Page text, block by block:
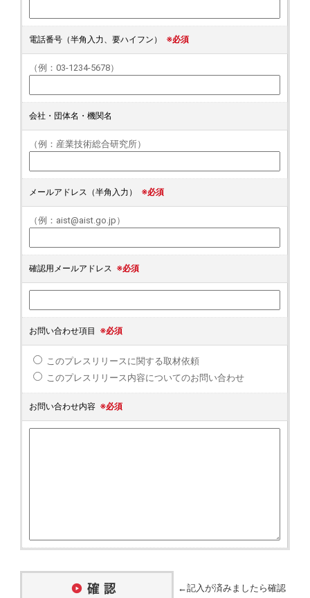
電話番号（半角入力、要ハイフン） ※必須
（例：03-1234-5678）
会社・団体名・機関名
（例：産業技術総合研究所）
メールアドレス（半角入力） ※必須
（例：aist@aist.go.jp）
確認用メールアドレス ※必須
お問い合わせ項目 ※必須
このプレスリリースに関する取材依頼
このプレスリリース内容についてのお問い合わせ
お問い合わせ内容 ※必須
←記入が済みましたら確認